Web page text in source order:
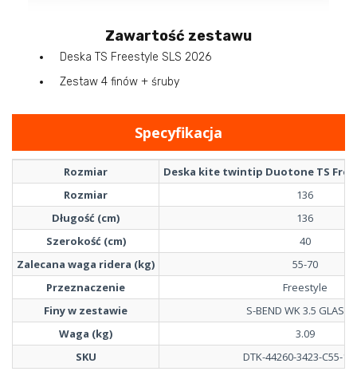
Zawartość zestawu
Deska TS Freestyle SLS 2026
Zestaw 4 finów + śruby
Specyfikacja
Rozmiar
Deska kite twintip Duotone TS
Rozmiar
136
Długość (cm)
136
Szerokość (cm)
40
Zalecana waga ridera (kg)
55-70
Przeznaczenie
Freestyle
Finy w zestawie
S-BEND WK 3.5 GLASS
Waga (kg)
3.09
SKU
DTK-44260-3423-C55-